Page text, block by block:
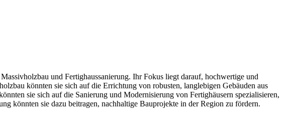
und Fertighaussanierung. Ihr Fokus liegt darauf, hochwertige und
könnten sie sich auf die Errichtung von robusten, langlebigen Gebäuden aus
sie sich auf die Sanierung und Modernisierung von Fertighäusern spezialisieren,
könnten sie dazu beitragen, nachhaltige Bauprojekte in der Region zu fördern.